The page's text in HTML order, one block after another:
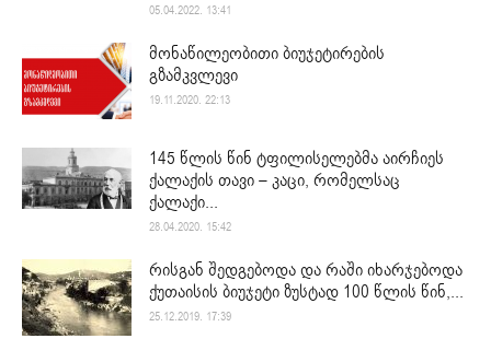
05.04.2022. 13:41
მონაწილეობითი ბიუჯეტირების
გზამკვლევი
19.11.2020. 22:13
145 წლის წინ ტფილისელებმა აირჩიეს
ქალაქის თავი – კაცი, რომელსაც
ქალაქი...
28.04.2020. 15:42
რისგან შედგებოდა და რაში იხარჯებოდა
ქუთაისის ბიუჯეტი ზუსტად 100 წლის წინ,...
25.12.2019. 17:39